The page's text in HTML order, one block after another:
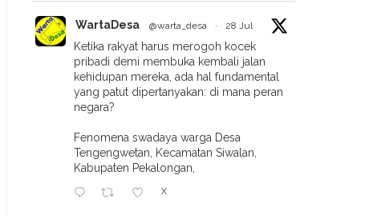
MI Salafiyah Sidorejo Gelar
PORSENI Dalam Rangka Harlah
Dentuman Keras Di Tengah
Badai: Rumah Warga
WartaDesa @warta_desa · 28 Jul
Ketika rakyat harus merogoh kocek
pribadi demi membuka kembali jalan
kehidupan mereka, ada hal fundamental
yang patut dipertanyakan: di mana peran
negara?
Fenomena swadaya warga Desa
Tengengwetan, Kecamatan Siwalan,
Kabupaten Pekalongan,
X